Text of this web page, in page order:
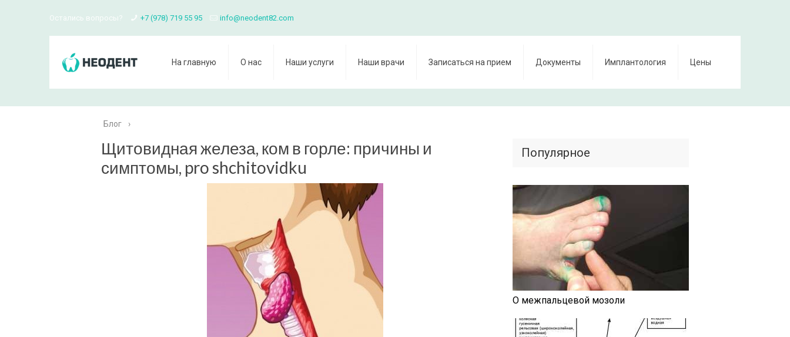
Остались вопросы? +7 (978) 719 55 95 info@neodent82.com
На главную О нас Наши услуги Наши врачи Записаться на прием Документы Имплантология Цены
Блог ›
Щитовидная железа, ком в горле: причины и
симптомы, pro shchitovidku
Популярное
О межпальцевой мозоли